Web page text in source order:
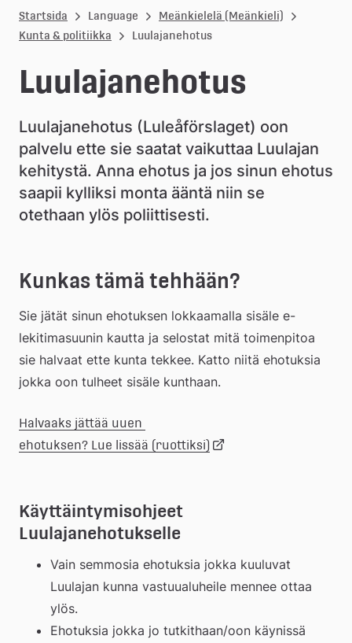
u
l
e
k
o
m
m
n
Startsida Language
Meänkielelä (Meänkieli)
Kunta & politiikka
Luulajanehotus
Luulajanehotus
Luulajanehotus (Luleåförslaget) oon
palvelu ette sie saatat vaikuttaa Luulajan
kehitystä. Anna ehotus ja jos sinun ehotus
saapii kylliksi monta ääntä niin se
otethaan ylös poliittisesti.
Kunkas tämä tehhään?
Sie jätät sinun ehotuksen lokkaamalla sisäle e-
lekitimasuunin kautta ja selostat mitä toimenpitoa
sie halvaat ette kunta tekkee. Katto niitä ehotuksia
jokka oon tulheet sisäle kunthaan.
Halvaaks jättää uuen
ehotuksen? Lue lissää (ruottiksi) Länk
Käyttäintymisohjeet
Luulajanehotukselle
Vain semmosia ehotuksia jokka kuuluvat
Luulajan kunna vastuualuheile mennee ottaa
ylös.
Ehotuksia jokka jo tutkithaan/oon käynissä